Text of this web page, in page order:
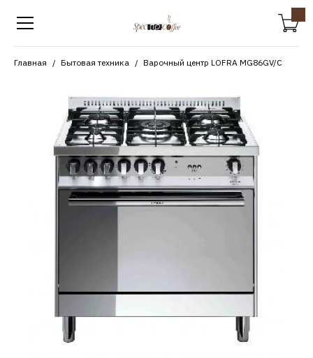
Главная Бытовая техника Варочный центр LOFRA MG86GV/C